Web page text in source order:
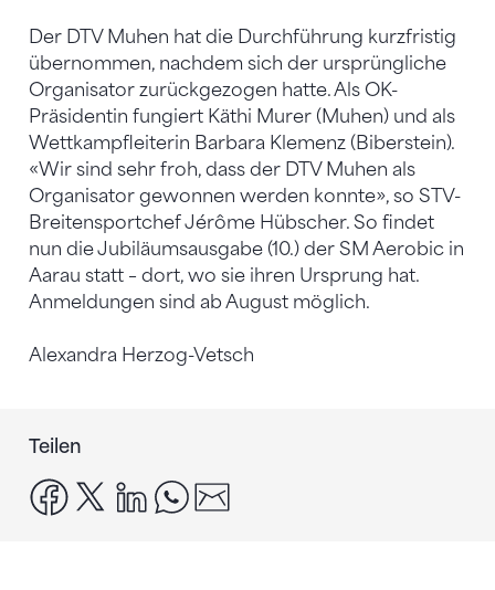
Der DTV Muhen hat die Durchführung kurzfristig
übernommen, nachdem sich der ursprüngliche
Organisator zurückgezogen hatte. Als OK-
Präsidentin fungiert Käthi Murer (Muhen) und als
Wettkampfleiterin Barbara Klemenz (Biberstein).
«Wir sind sehr froh, dass der DTV Muhen als
Organisator gewonnen werden konnte», so STV-
Breitensportchef Jérôme Hübscher. So findet
nun die Jubiläumsausgabe (10.) der SM Aerobic in
Aarau statt – dort, wo sie ihren Ursprung hat.
Anmeldungen sind ab August möglich.
Alexandra Herzog-Vetsch
Teilen
facebook
x linkedinwhatsapp